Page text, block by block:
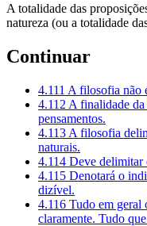
A totalidade das
natureza (ou a totalidade
Continuar
4.111 A filosofia não
4.112 A finalidade
pensamentos.
4.113 A filosofia
naturais.
4.114 Deve delimitar
4.115 Denotará o
dizível.
4.116 Tudo em geral
claramente. Tudo